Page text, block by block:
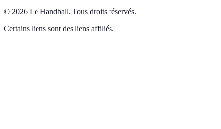
© 2026 Le Handball. Tous droits réservés.
Certains liens sont des liens affiliés.